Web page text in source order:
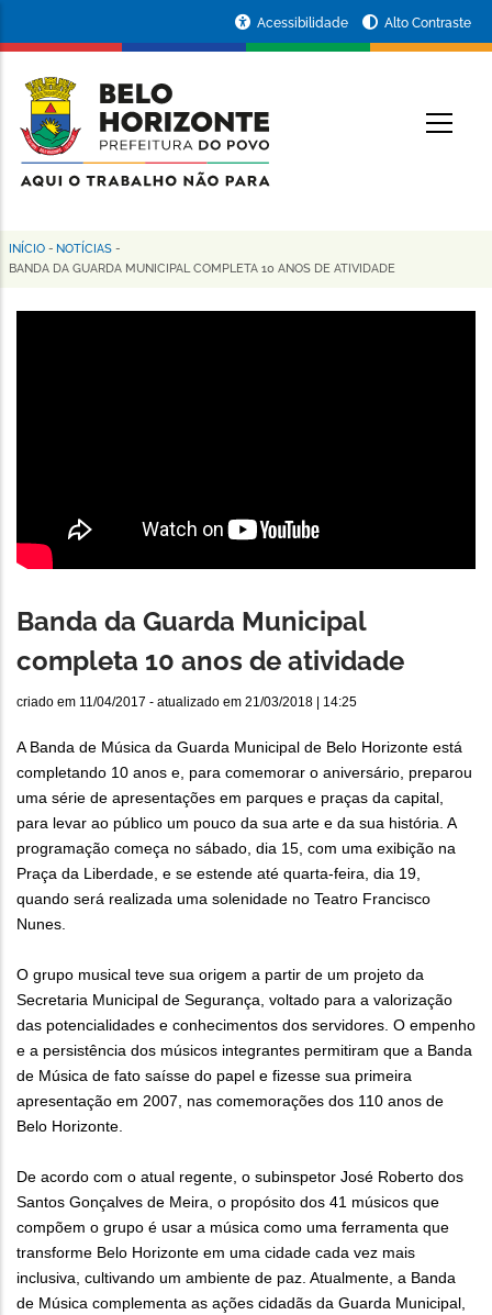
conteúdo
principal
da
Prefeitura
de
Horizonte
Acessibilidade Alto Contraste
Trilha
INÍCIO - NOTÍCIAS -
BANDA DA GUARDA MUNICIPAL COMPLETA 10 ANOS DE ATIVIDADE
Banda da Guarda Municipal
completa 10 anos de atividade
criado em 11/04/2017 - atualizado em 21/03/2018 | 14:25
A Banda de Música da Guarda Municipal de Belo Horizonte está
completando 10 anos e, para comemorar o aniversário, preparou
uma série de apresentações em parques e praças da capital,
para levar ao público um pouco da sua arte e da sua história. A
programação começa no sábado, dia 15, com uma exibição na
Praça da Liberdade, e se estende até quarta-feira, dia 19,
quando será realizada uma solenidade no Teatro Francisco
Nunes.
O grupo musical teve sua origem a partir de um projeto da
Secretaria Municipal de Segurança, voltado para a valorização
das potencialidades e conhecimentos dos servidores. O empenho
e a persistência dos músicos integrantes permitiram que a Banda
de Música de fato saísse do papel e fizesse sua primeira
apresentação em 2007, nas comemorações dos 110 anos de
Belo Horizonte.
De acordo com o atual regente, o subinspetor José Roberto dos
Santos Gonçalves de Meira, o propósito dos 41 músicos que
compõem o grupo é usar a música como uma ferramenta que
transforme Belo Horizonte em uma cidade cada vez mais
inclusiva, cultivando um ambiente de paz. Atualmente, a Banda
de Música complementa as ações cidadãs da Guarda Municipal,